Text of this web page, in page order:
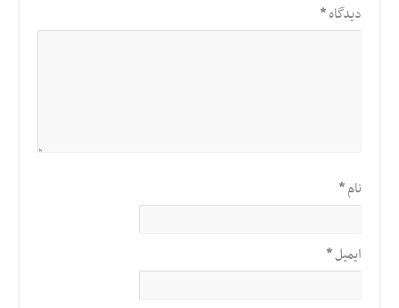
دیدگاه*
نام*
ایمیل*